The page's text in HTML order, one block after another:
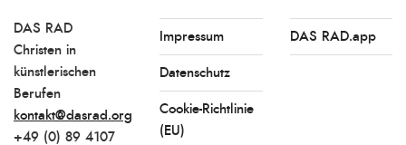
DAS RAD
Christen in
künstlerischen
Berufen
kontakt@dasrad.org
+49 (0) 89 4107
Impressum
Datenschutz
Cookie-Richtlinie
(EU)
DAS RAD.app